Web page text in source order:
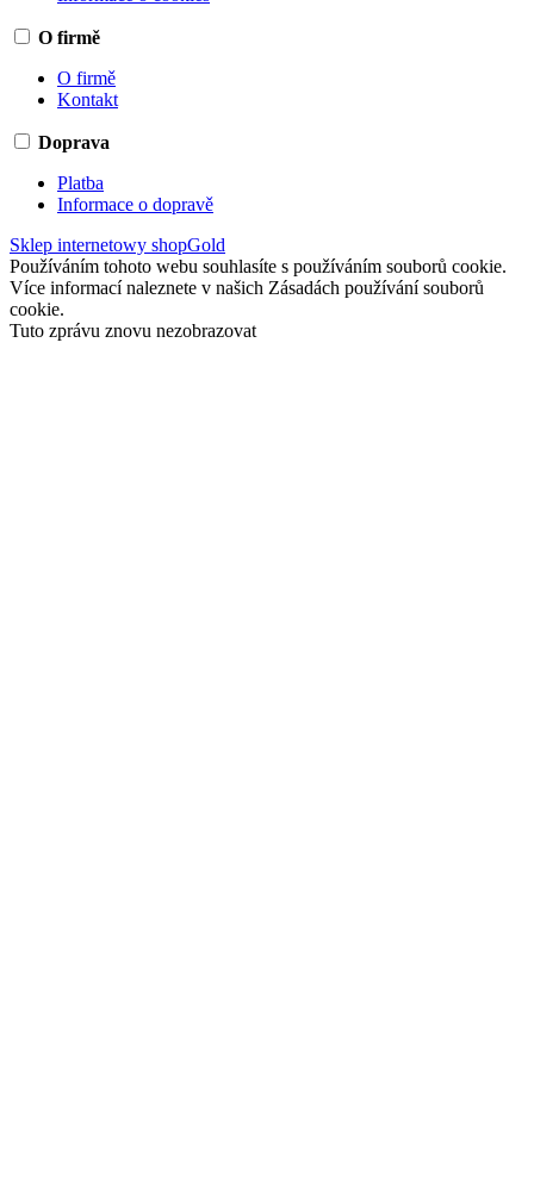
O firmě
O firmě
Kontakt
Doprava
Platba
Informace o dopravě
Sklep internetowy shopGold
Používáním tohoto webu souhlasíte s používáním souborů cookie.
Více informací naleznete v našich Zásadách používání souborů
cookie.
Tuto zprávu znovu nezobrazovat